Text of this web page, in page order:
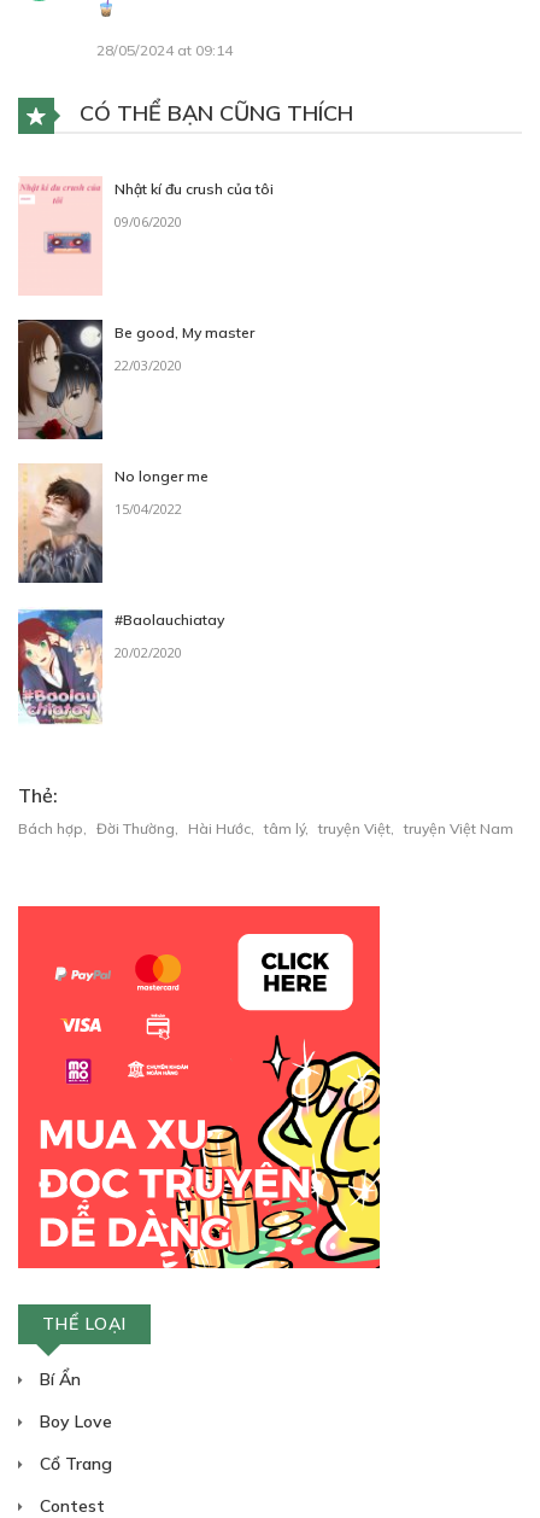
28/05/2024 at 09:14
CÓ THỂ BẠN CŨNG THÍCH
Nhật kí đu crush của tôi
09/06/2020
Be good, My master
22/03/2020
No longer me
15/04/2022
#Baolauchiatay
20/02/2020
Thẻ:
Bách hợp Đời Thường Hài Hước tâm lý, truyện Việt truyện Việt Nam
THỂ LOẠI
Bí Ẩn
Boy Love
Cổ Trang
Contest